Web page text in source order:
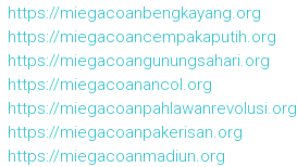
https://miegacoanbengkayang.org
https://miegacoancempakaputih.org
https://miegacoangunungsahari.org
https://miegacoanancol.org
https://miegacoanpahlawanrevolusi.org
https://miegacoanpakerisan.org
https://miegacoanmadiun.org